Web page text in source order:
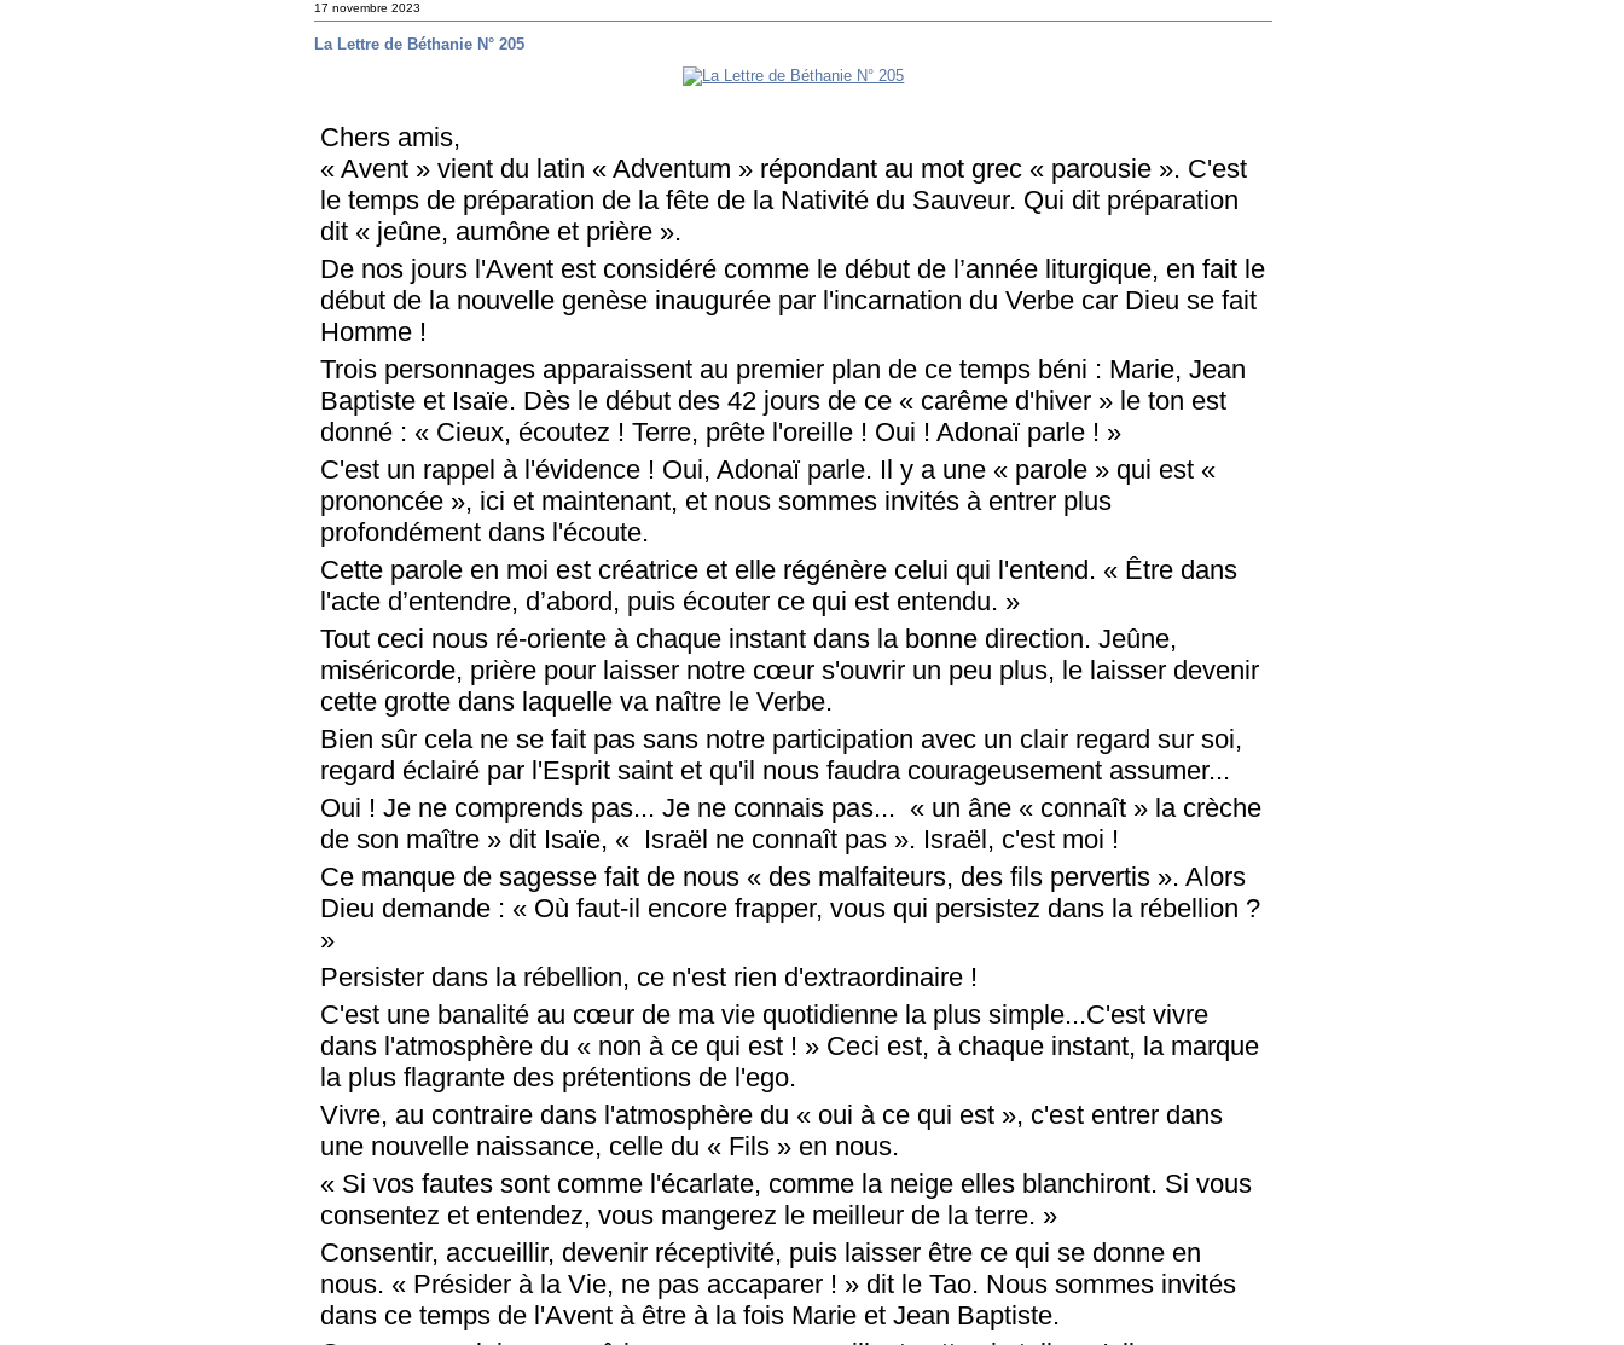
17 novembre 2023
La Lettre de Béthanie N° 205
Chers amis,
« Avent » vient du latin « Adventum » répondant au mot grec « parousie ». C'est
le temps de préparation de la fête de la Nativité du Sauveur. Qui dit préparation
dit « jeûne, aumône et prière ».
De nos jours l'Avent est considéré comme le début de l’année liturgique, en fait le
début de la nouvelle genèse inaugurée par l'incarnation du Verbe car Dieu se fait
Homme !
Trois personnages apparaissent au premier plan de ce temps béni : Marie, Jean
Baptiste et Isaïe. Dès le début des 42 jours de ce « carême d'hiver » le ton est
donné : « Cieux, écoutez ! Terre, prête l'oreille ! Oui ! Adonaï parle ! »
C'est un rappel à l'évidence ! Oui, Adonaï parle. Il y a une « parole » qui est «
prononcée », ici et maintenant, et nous sommes invités à entrer plus
profondément dans l'écoute.
Cette parole en moi est créatrice et elle régénère celui qui l'entend. « Être dans
l'acte d’entendre, d’abord, puis écouter ce qui est entendu. »
Tout ceci nous ré-oriente à chaque instant dans la bonne direction. Jeûne,
miséricorde, prière pour laisser notre cœur s'ouvrir un peu plus, le laisser devenir
cette grotte dans laquelle va naître le Verbe.
Bien sûr cela ne se fait pas sans notre participation avec un clair regard sur soi,
regard éclairé par l'Esprit saint et qu'il nous faudra courageusement assumer...
Oui ! Je ne comprends pas... Je ne connais pas... « un âne « connaît » la crèche
de son maître » dit Isaïe, « Israël ne connaît pas ». Israël, c'est moi !
Ce manque de sagesse fait de nous « des malfaiteurs, des fils pervertis ». Alors
Dieu demande : « Où faut-il encore frapper, vous qui persistez dans la rébellion ?
»
Persister dans la rébellion, ce n'est rien d'extraordinaire !
C'est une banalité au cœur de ma vie quotidienne la plus simple...C'est vivre
dans l'atmosphère du « non à ce qui est ! » Ceci est, à chaque instant, la marque
la plus flagrante des prétentions de l'ego.
Vivre, au contraire dans l'atmosphère du « oui à ce qui est », c'est entrer dans
une nouvelle naissance, celle du « Fils » en nous.
« Si vos fautes sont comme l'écarlate, comme la neige elles blanchiront. Si vous
consentez et entendez, vous mangerez le meilleur de la terre. »
Consentir, accueillir, devenir réceptivité, puis laisser être ce qui se donne en
nous. « Présider à la Vie, ne pas accaparer ! » dit le Tao. Nous sommes invités
dans ce temps de l'Avent à être à la fois Marie et Jean Baptiste.